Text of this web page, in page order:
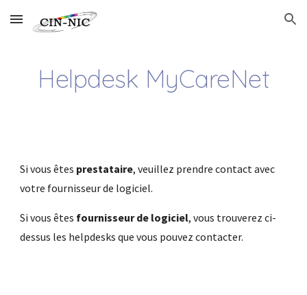
Skip to main content Skip to navigation
Helpdesk MyCareNet
Si vous êtes prestataire, veuillez prendre contact avec
votre fournisseur de logiciel.
Si vous êtes fournisseur de logiciel, vous trouverez ci-
dessus les helpdesks que vous pouvez contacter.